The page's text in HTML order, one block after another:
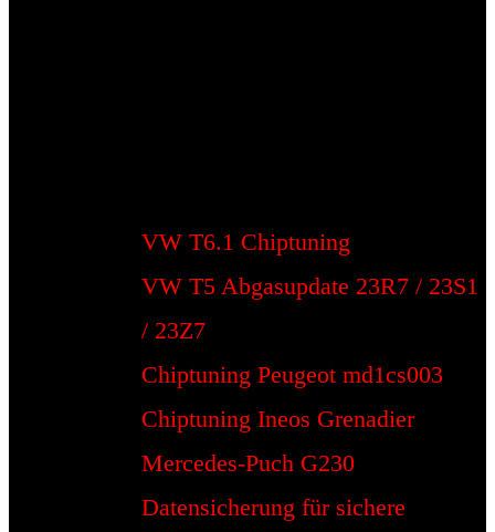
VW T6.1 Chiptuning
VW T5 Abgasupdate 23R7 / 23S1
/ 23Z7
Chiptuning Peugeot md1cs003
Chiptuning Ineos Grenadier
Mercedes-Puch G230
Datensicherung für sichere